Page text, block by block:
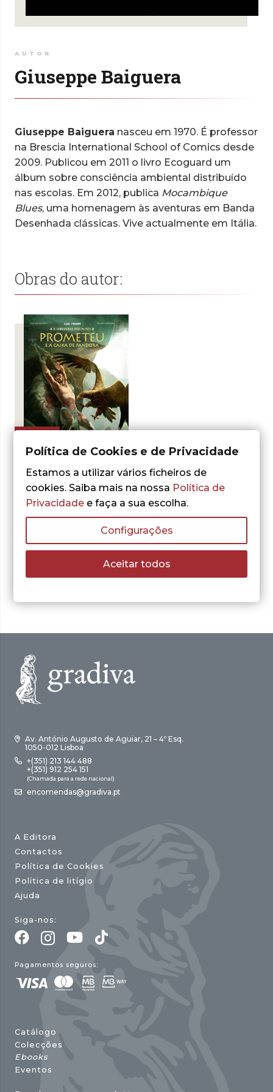
AUTOR
Giuseppe Baiguera
Giuseppe Baiguera nasceu em 1970. É professor
na Brescia International School of Comics desde
2009. Publicou em 2011 o livro Ecoguard um
álbum sobre consciência ambiental distribuído
nas escolas. Em 2012, publica Mocambique
Blues, uma homenagem às aventuras em Banda
Desenhada clássicas. Vive actualmente em Itália.
Obras do autor:
Luc Ferry,Clotilde Bruneau
Prometeu e a
Caixa de Pandora
16,50
O
11,55€O
preço
Av. António Augusto de Aguiar, 21 – 4º Esq.
1050-012 Lisboa
+(351) 213 144 488
+(351) 912 254 151
(Chamada para a rede nacional)
encomendas@gradiva.pt
A Editora
Contactos
Política de Cookies
Política de litígio
Ajuda
Siga-nos:
Pagamentos seguros:
Catálogo
Colecções
Ebooks
Eventos
Política de Cookies e de Privacidade
Estamos a utilizar vários ficheiros de
cookies. Saiba mais na nossa Política de
Privacidade e faça a sua escolha.
Configurações
Aceitar todos